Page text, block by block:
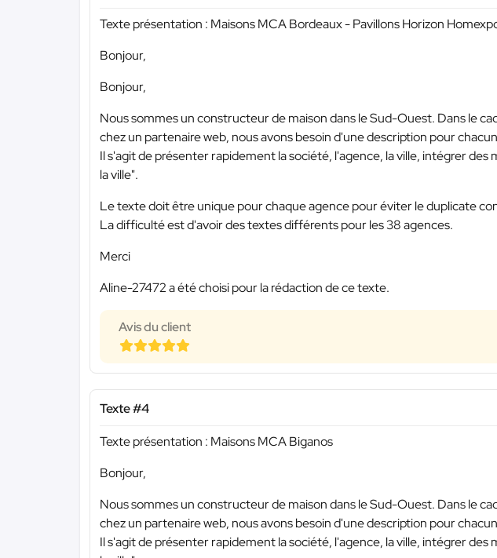
Texte présentation : Maisons MCA Bordeaux - Pavillons Horizon
Bonjour,
Bonjour,
Nous sommes un constructeur de maison dans le Sud-Ouest. Dans le
chez un partenaire web, nous avons besoin d'une description pour
Il s'agit de présenter rapidement la société, l'agence, la ville, intégrer
la ville".
Le texte doit être unique pour chaque agence pour éviter le duplicate
La difficulté est d'avoir des textes différents pour les 38 agences.
Merci
Aline-27472 a été choisi pour la rédaction de ce texte.
Avis du client
Texte #4
Texte présentation : Maisons MCA Biganos
Bonjour,
Nous sommes un constructeur de maison dans le Sud-Ouest. Dans le
chez un partenaire web, nous avons besoin d'une description pour
Il s'agit de présenter rapidement la société, l'agence, la ville, intégrer